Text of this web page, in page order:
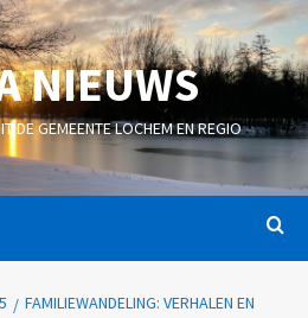
NIEUWS
DE GEMEENTE LOCHEM EN REGIO
FAMILIEWANDELING: VERHALEN EN